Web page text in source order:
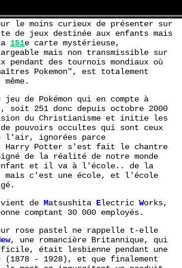
le moins curieux de présenter sur
de jeux destinée aux enfants mais
151e carte mystérieuse,
mais non transmissible sur
pendant des tournois mondiaux où
Pokemon", est totalement
de Pokémon qui en compte à
soit 251 donc depuis octobre 2000
du Christianisme et initie les
pouvoirs occultes qui sont ceux
l'air, ignorées parce
Harry Potter s'est fait le chantre
de la réalité de notre monde
et il va à l'école.. de la
c'est une école, et l'école
de Matsushita Electric Works,
comptant 30 000 employés.
rose pastel ne rappelle t-elle
, une romancière Britannique, qui
était lesbienne pendant une
(1878 - 1928), et que finalement